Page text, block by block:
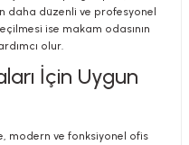
daha düzenli ve profesyonel
ise makam odasının
olur.
İçin Uygun
modern ve fonksiyonel ofis